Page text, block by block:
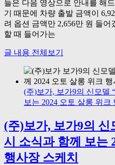
들은 다음 영상으로 안내를 해
기 때문에 차량 출발 금액이
려 옵션 금액만 2,656만 원 들
할 때 들어가는
글 내용 전체보기
(주)보가, 보가9의 신모델
보는 2024 오토 살롱 위크
(주)보가, 보가9의 신
시 소식과 함께 보는
행사장 스케치